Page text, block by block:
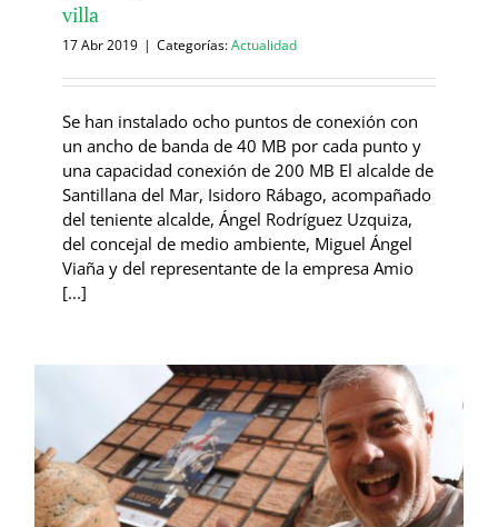
villa
17 Abr 2019 | Categorías:Actualidad
Se han instalado ocho puntos de conexión con
un ancho de banda de 40 MB por cada punto y
una capacidad conexión de 200 MB El alcalde de
Santillana del Mar, Isidoro Rábago, acompañado
del teniente alcalde, Ángel Rodríguez Uzquiza,
del concejal de medio ambiente, Miguel Ángel
Viaña y del representante de la empresa Amio
[...]